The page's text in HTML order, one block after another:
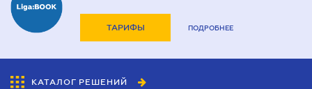
ТАРИФЫ ПОДРОБНЕЕ
КАТАЛОГ РЕШЕНИЙ